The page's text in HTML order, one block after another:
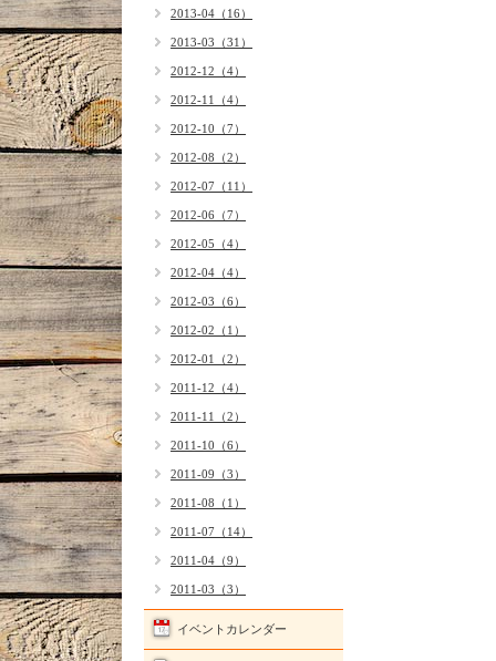
2013-04（16）
2013-03（31）
2012-12（4）
2012-11（4）
2012-10（7）
2012-08（2）
2012-07（11）
2012-06（7）
2012-05（4）
2012-04（4）
2012-03（6）
2012-02（1）
2012-01（2）
2011-12（4）
2011-11（2）
2011-10（6）
2011-09（3）
2011-08（1）
2011-07（14）
2011-04（9）
2011-03（3）
イベントカレンダー